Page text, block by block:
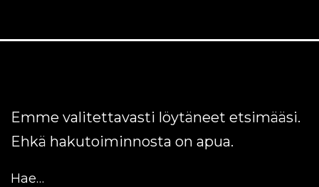
Emme valitettavasti löytäneet etsimääsi.
Ehkä hakutoiminnosta on apua.
Hae…